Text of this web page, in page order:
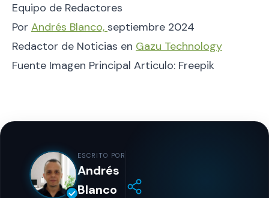
Equipo de Redactores
Por Andrés Blanco, septiembre 2024
Redactor de Noticias en Gazu Technology
Fuente Imagen Principal Articulo: Freepik
ESCRITO POR
Andrés
Blanco